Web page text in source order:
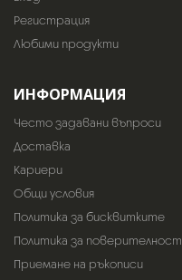
Регистрация
Любими продукти
ИНФОРМАЦИЯ
Често задавани въпроси
Доставка
Кариери
Общи условия
Политика за бисквитките
Политика за поверителност
Приемане на ръкописи